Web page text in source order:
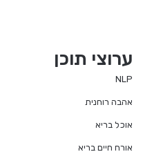
ערוצי תוכן
NLP
אהבה רוחנית
אוכל בריא
אורח חיים בריא